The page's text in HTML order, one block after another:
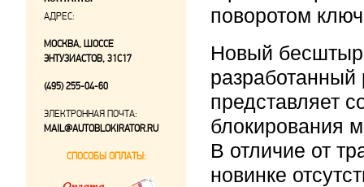
поворотом
Новый
представляет
блокирования
В отличие от
новинке
АДРЕС:
МОСКВА, ШОССЕ
ЭНТУЗИАСТОВ, 31С17
(495) 255-04-60
ЭЛЕКТРОННАЯ ПОЧТА:
MAIL@AUTOBLOKIRATOR.RU
СПОСОБЫ ОПЛАТЫ: